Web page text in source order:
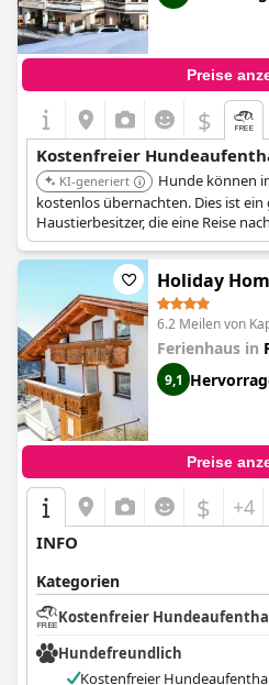
Preise
$
Kostenfreier
KI-generiert
Hunde können
kostenlos übernachten. Dies ist
Haustierbesitzer, die eine Reise
sie ohne zusätzliche Kosten
Holiday
6.2 Meilen von
Ferienhaus in
9,1
Preise
$ +4
INFO
Kategorien
Kostenfreier
Hundefreundlich
Kostenfreier